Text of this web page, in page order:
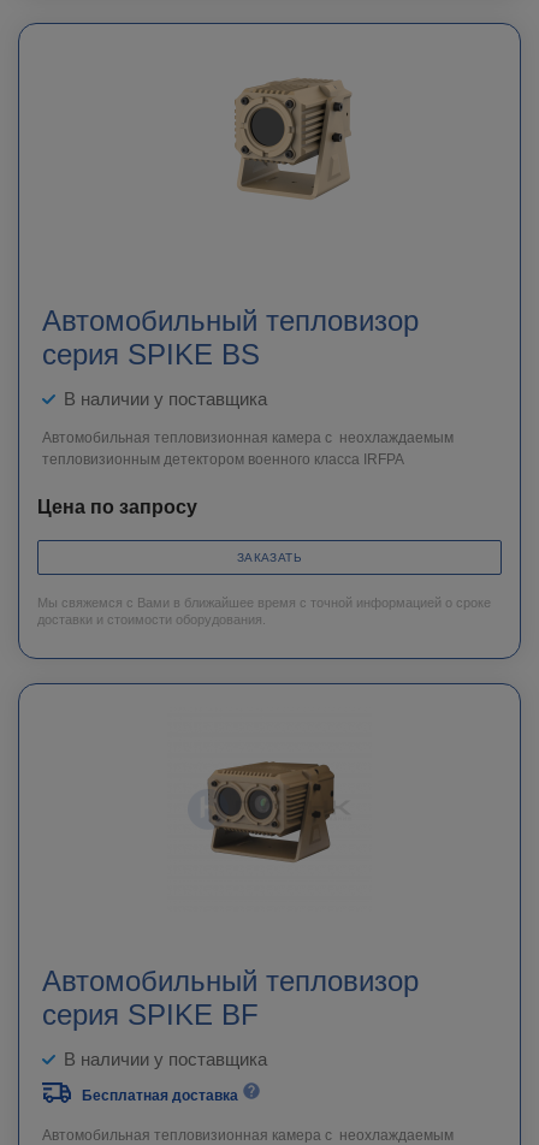
Автомобильный тепловизор
серия SPIKE BS
В наличии у поставщика
Автомобильная тепловизионная камера с неохлаждаемым
тепловизионным детектором военного класса IRFPA
Цена по запросу
ЗАКАЗАТЬ
Мы свяжемся с Вами в ближайшее время с точной информацией о сроке
доставки и стоимости оборудования.
Автомобильный тепловизор
серия SPIKE BF
В наличии у поставщика
Бесплатная доставка
Автомобильная тепловизионная камера с неохлаждаемым